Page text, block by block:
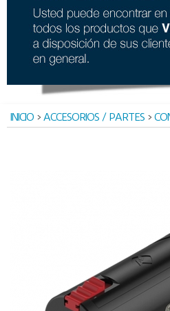
INICIO > ACCESORIOS / PARTES >